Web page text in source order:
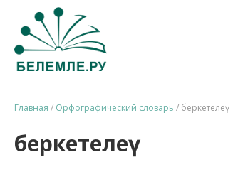
Главная / Орфографический словарь / беркетелеү
беркетелеү